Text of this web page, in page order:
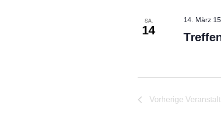
SA.
14
14. März
Vorherige